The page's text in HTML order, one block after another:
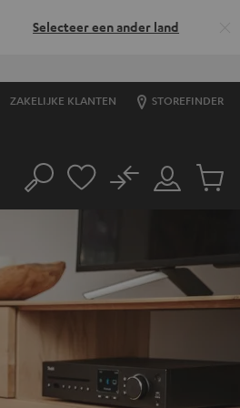
Selecteer een ander land
ZAKELIJKE KLANTEN STOREFINDER
Zoeken
Mijn
No